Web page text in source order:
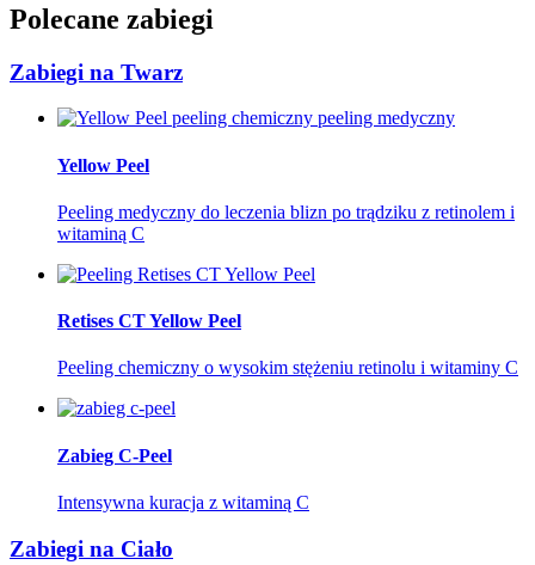
Polecane zabiegi
Zabiegi na Twarz
Yellow Peel
Peeling medyczny do leczenia blizn po trądziku z retinolem i
witaminą C
Retises CT Yellow Peel
Peeling chemiczny o wysokim stężeniu retinolu i witaminy C
Zabieg C-Peel
Intensywna kuracja z witaminą C
Zabiegi na Ciało